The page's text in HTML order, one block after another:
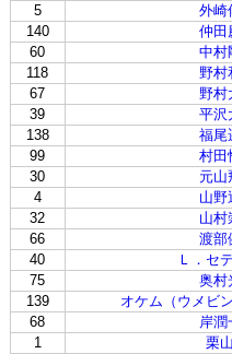
5
外崎
140
仲田
60
中村
118
野村
67
野村
39
平沢
138
福尾
99
村田
30
元山
4
山野
32
山村
66
渡部
40
Ｌ．セ
75
奥村
139
オケム（ウメビ
68
岸潤
1
栗